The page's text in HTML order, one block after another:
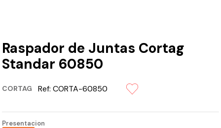
Raspador de Juntas Cortag
Standar 60850
CORTAG Ref:CORTA-60850
Presentacion